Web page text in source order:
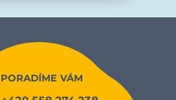
PORADÍME VÁM